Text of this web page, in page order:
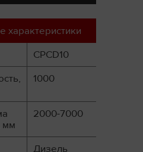
характеристики
CPCD10
1000
мм
2000-7000
Дизель